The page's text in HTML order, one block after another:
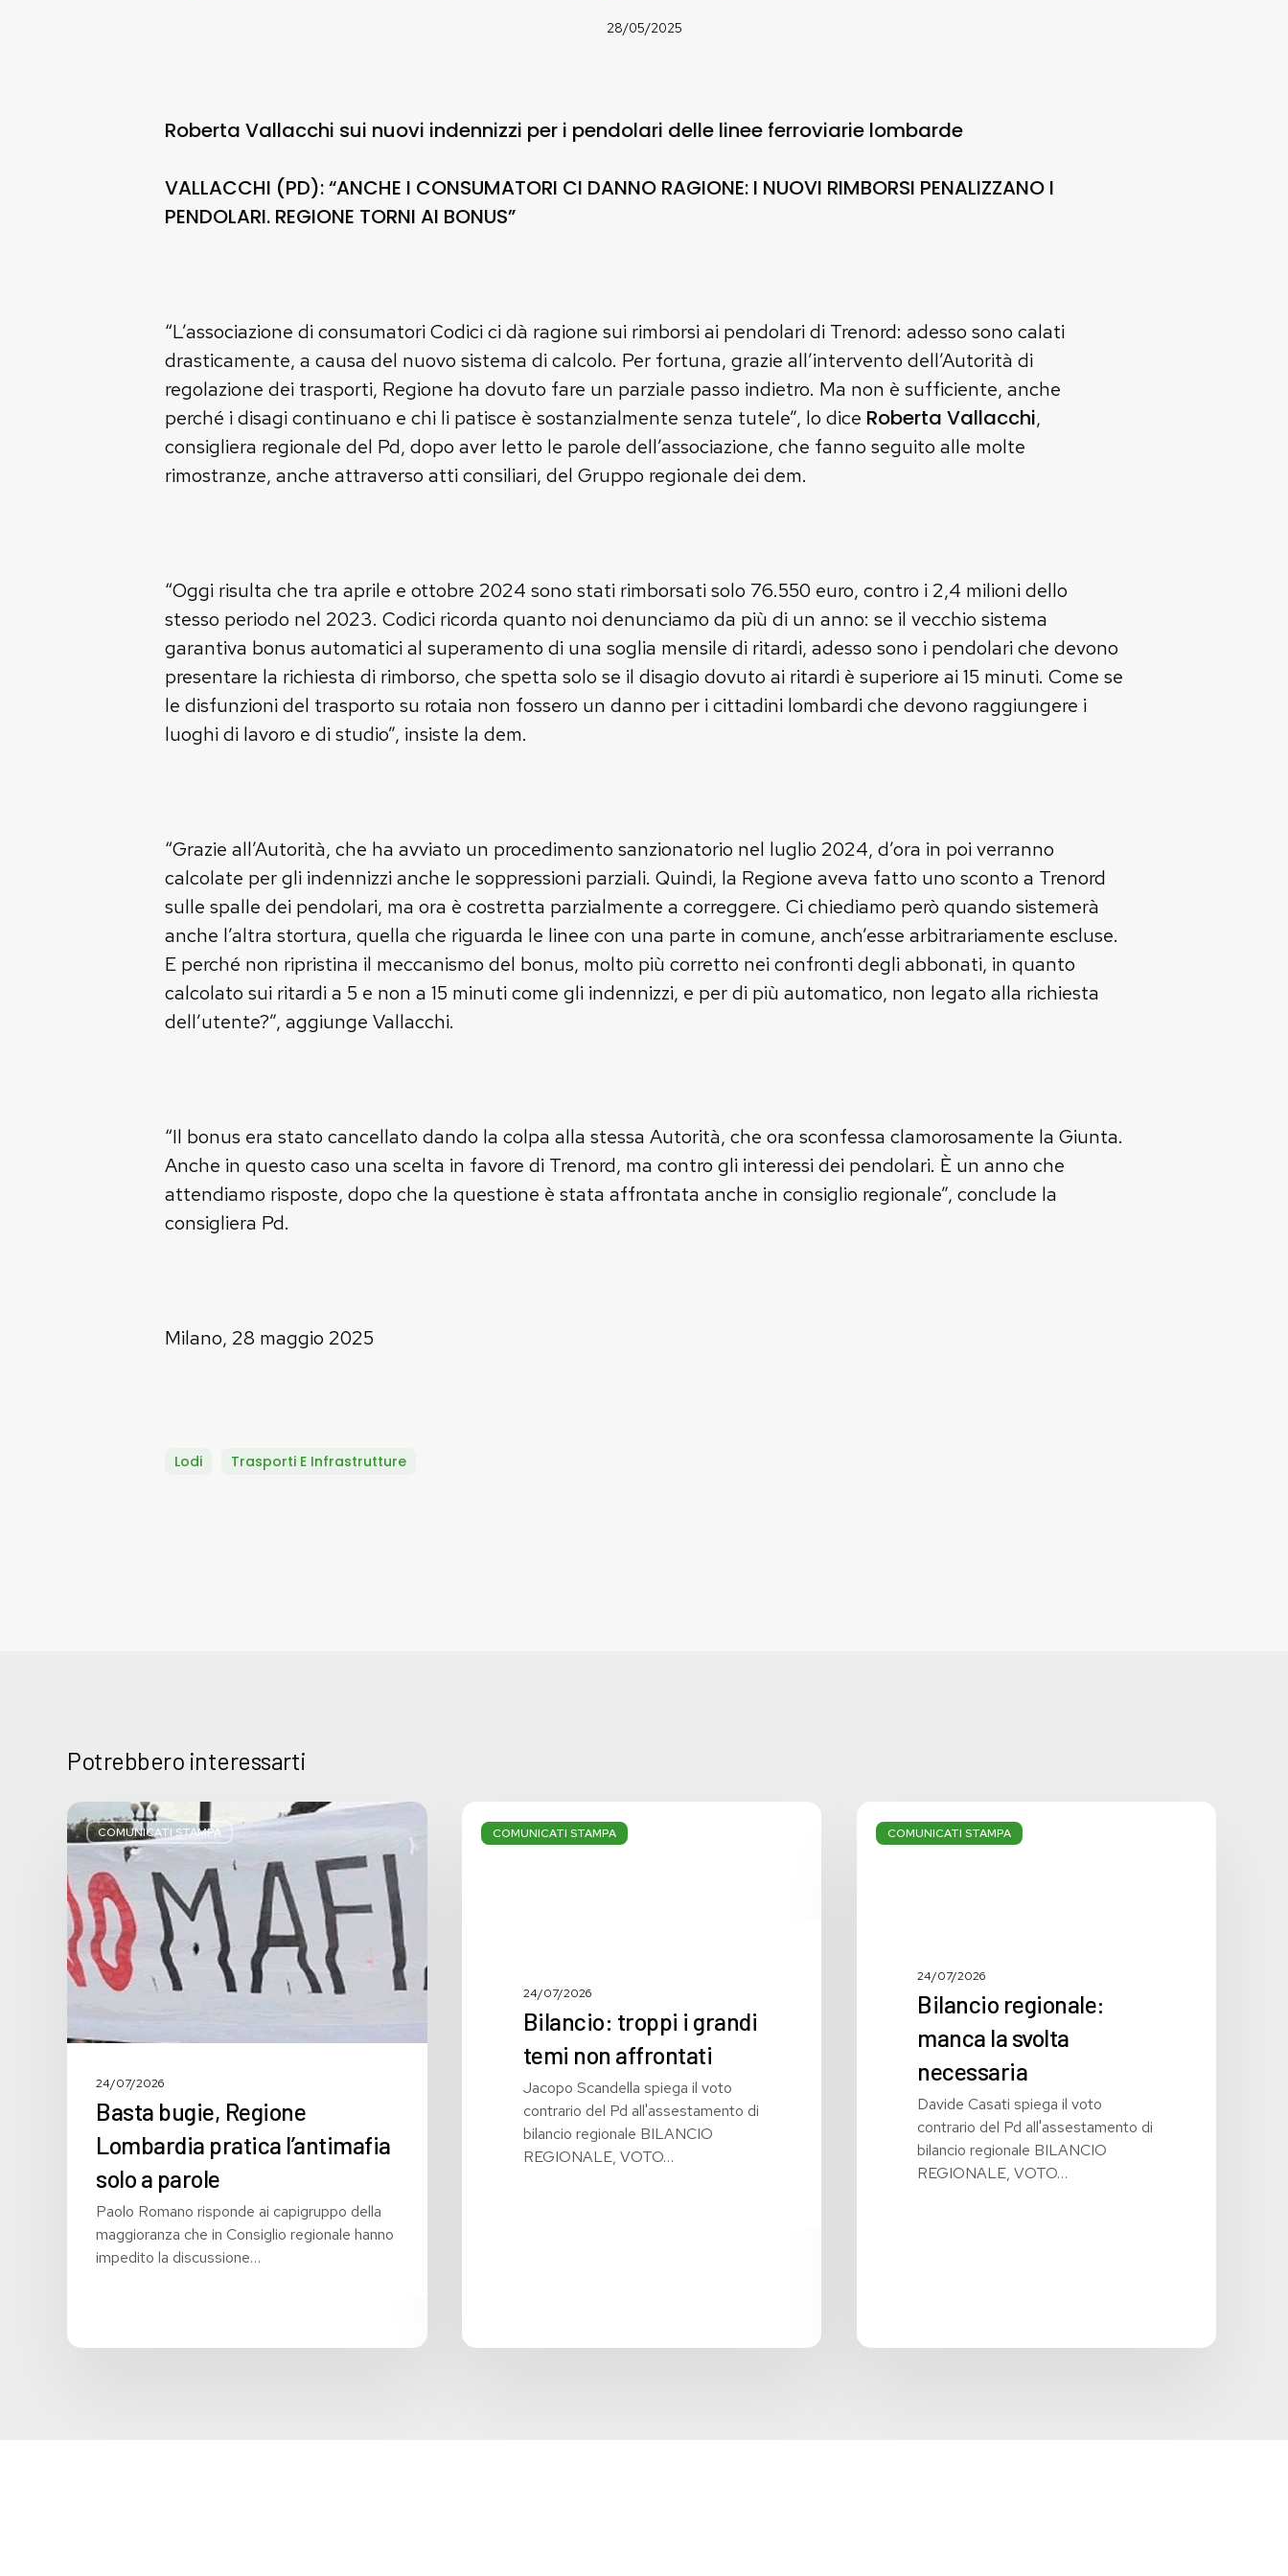
28/05/2025
Roberta Vallacchi sui nuovi indennizzi per i pendolari delle linee ferroviarie lombarde
VALLACCHI (PD): “ANCHE I CONSUMATORI CI DANNO RAGIONE: I NUOVI RIMBORSI PENALIZZANO I
PENDOLARI. REGIONE TORNI AI BONUS”
“L’associazione di consumatori Codici ci dà ragione sui rimborsi ai pendolari di Trenord: adesso sono calati
drasticamente, a causa del nuovo sistema di calcolo. Per fortuna, grazie all’intervento dell’Autorità di
regolazione dei trasporti, Regione ha dovuto fare un parziale passo indietro. Ma non è sufficiente, anche
perché i disagi continuano e chi li patisce è sostanzialmente senza tutele”, lo dice Roberta Vallacchi,
consigliera regionale del Pd, dopo aver letto le parole dell’associazione, che fanno seguito alle molte
rimostranze, anche attraverso atti consiliari, del Gruppo regionale dei dem.
“Oggi risulta che tra aprile e ottobre 2024 sono stati rimborsati solo 76.550 euro, contro i 2,4 milioni dello
stesso periodo nel 2023. Codici ricorda quanto noi denunciamo da più di un anno: se il vecchio sistema
garantiva bonus automatici al superamento di una soglia mensile di ritardi, adesso sono i pendolari che devono
presentare la richiesta di rimborso, che spetta solo se il disagio dovuto ai ritardi è superiore ai 15 minuti. Come se
le disfunzioni del trasporto su rotaia non fossero un danno per i cittadini lombardi che devono raggiungere i
luoghi di lavoro e di studio”, insiste la dem.
“Grazie all’Autorità, che ha avviato un procedimento sanzionatorio nel luglio 2024, d’ora in poi verranno
calcolate per gli indennizzi anche le soppressioni parziali. Quindi, la Regione aveva fatto uno sconto a Trenord
sulle spalle dei pendolari, ma ora è costretta parzialmente a correggere. Ci chiediamo però quando sistemerà
anche l’altra stortura, quella che riguarda le linee con una parte in comune, anch’esse arbitrariamente escluse.
E perché non ripristina il meccanismo del bonus, molto più corretto nei confronti degli abbonati, in quanto
calcolato sui ritardi a 5 e non a 15 minuti come gli indennizzi, e per di più automatico, non legato alla richiesta
dell’utente?”, aggiunge Vallacchi.
“Il bonus era stato cancellato dando la colpa alla stessa Autorità, che ora sconfessa clamorosamente la Giunta.
Anche in questo caso una scelta in favore di Trenord, ma contro gli interessi dei pendolari. È un anno che
attendiamo risposte, dopo che la questione è stata affrontata anche in consiglio regionale”, conclude la
consigliera Pd.
Milano, 28 maggio 2025
Lodi Trasporti E Infrastrutture
Potrebbero interessarti
COMUNICATI STAMPA
Basta
bugie,
Regione
Lombardia
pratica
l’antimafia
solo
a
parole
24/07/2026
Basta bugie, Regione
Lombardia pratica l’antimafia
solo a parole
Paolo Romano risponde ai capigruppo della
maggioranza che in Consiglio regionale hanno
impedito la discussione…
COMUNICATI STAMPA
troppi
24/07/2026
Bilancio: troppi i grandi
temi non affrontati
Jacopo Scandella spiega il voto
contrario del Pd all'assestamento di
bilancio regionale BILANCIO
REGIONALE, VOTO…
COMUNICATI STAMPA
regionale:
24/07/2026
Bilancio regionale:
manca la svolta
necessaria
Davide Casati spiega il voto
contrario del Pd all'assestamento di
bilancio regionale BILANCIO
REGIONALE, VOTO…